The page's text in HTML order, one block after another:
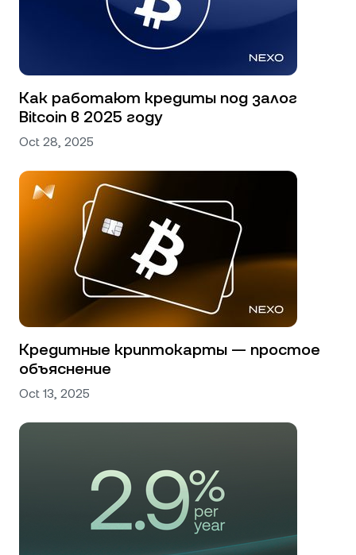
Как работают кредиты под залог
Bitcoin в 2025 году
Oct 28, 2025
Кредитные криптокарты — простое
объяснение
Oct 13, 2025